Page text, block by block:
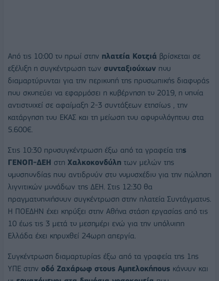
Από τις 10:00 το πρωί στην πλατεία Κοτζιά βρίσκεται σε
εξέλιξη η συγκέντρωση των συνταξιούχων που
διαμαρτύρονται για την περικοπή της προσωπικής διαφοράς
που σκοπεύει να εφαρμόσει η κυβέρνηση το 2019, η οποία
αντιστοιχεί σε αφαίμαξη 2-3 συντάξεων ετησίως , την
κατάργηση του ΕΚΑΣ και τη μείωση του αφορολόγητου στα
5.600€.
Στις 10:30 προσυγκέντρωση έξω από τα γραφεία της
ΓΕΝΟΠ-ΔΕΗ στη Χαλκοκονδύλη των μελών της
ομοσπονδίας που αντιδρούν στο νομοσχέδιο για την πώληση
λιγνιτικών μονάδων της ΔΕΗ. Στις 12:30 θα
πραγματοποιήσουν συγκέντρωση στην πλατεία Συντάγματος.
Η ΠΟΕΔΗΝ έχει κηρύξει στην Αθήνα στάση εργασίας από τις
10 έως τις 3 μετά το μεσημέρι ενώ για την υπόλοιπη
Ελλάδα έχει κηρυχθεί 24ωρη απεργία.
Συγκέντρωση διαμαρτυρίας έξω από τα γραφεία της 1ης
ΥΠΕ στην οδό Ζαχάρωφ στους Αμπελοκήπους κάνουν και